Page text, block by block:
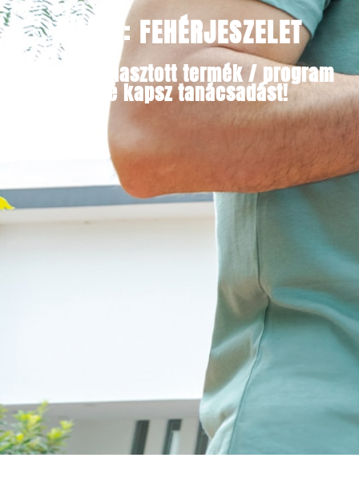
CÍMKE: FEHÉRJESZELET
Minden választott termék / program
mellé kapsz tanácsadást!​